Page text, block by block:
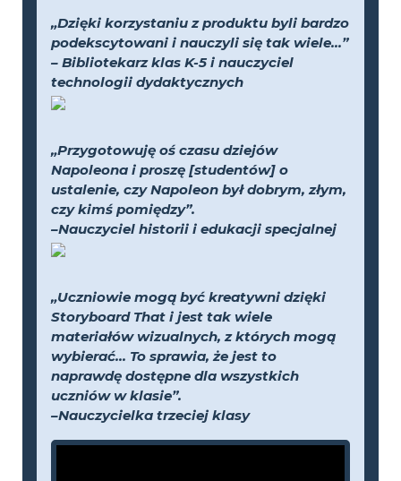
„Dzięki korzystaniu z produktu byli bardzo
podekscytowani i nauczyli się tak wiele...”
– Bibliotekarz klas K-5 i nauczyciel
technologii dydaktycznych
„Przygotowuję oś czasu dziejów
Napoleona i proszę [studentów] o
ustalenie, czy Napoleon był dobrym, złym,
czy kimś pomiędzy”.
–Nauczyciel historii i edukacji specjalnej
„Uczniowie mogą być kreatywni dzięki
Storyboard That i jest tak wiele
materiałów wizualnych, z których mogą
wybierać... To sprawia, że jest to
naprawdę dostępne dla wszystkich
uczniów w klasie”.
–Nauczycielka trzeciej klasy